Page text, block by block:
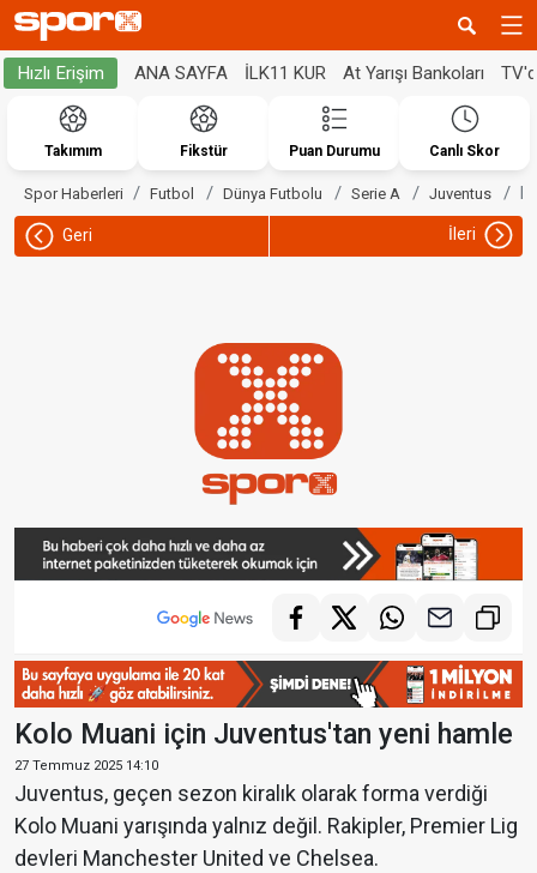
Hızlı Erişim ANA SAYFA İLK11 KUR At Yarışı Bankoları
Takımım Fikstür Puan Durumu Canlı Skor
Spor Haberleri Futbol Dünya Futbolu Serie A Juventus
Geri İleri
Kolo Muani için Juventus'tan yeni hamle
27 Temmuz 2025 14:10
Juventus, geçen sezon kiralık olarak forma verdiği
Kolo Muani yarışında yalnız değil. Rakipler, Premier Lig
devleri Manchester United ve Chelsea.